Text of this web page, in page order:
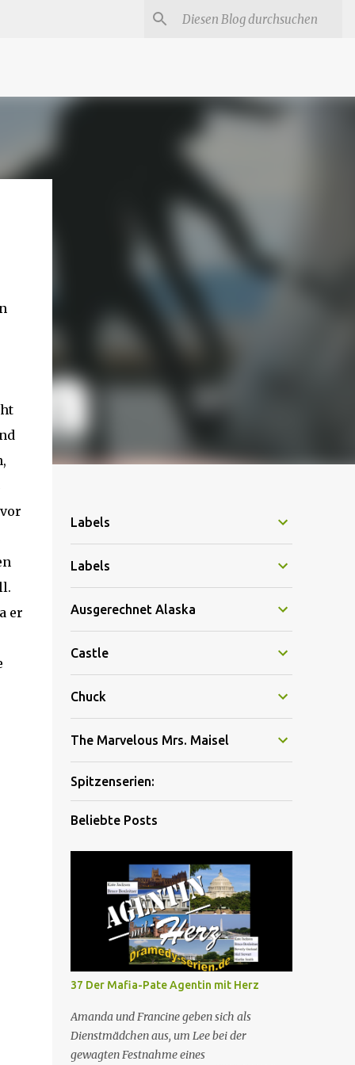
er
Labels
Labels
Ausgerechnet Alaska
Castle
Chuck
The Marvelous Mrs. Maisel
Spitzenserien:
Beliebte Posts
37 Der Mafia-Pate Agentin mit Herz
Amanda und Francine geben sich als
Dienstmädchen aus, um Lee bei der
gewagten Festnahme eines